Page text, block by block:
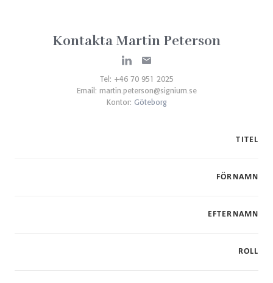
Kontakta Martin Peterson
Tel: +46 70 951 2025
Email: martin.peterson@signium.se
Kontor: Göteborg
TITEL
FÖRNAMN
EFTERNAMN
ROLL